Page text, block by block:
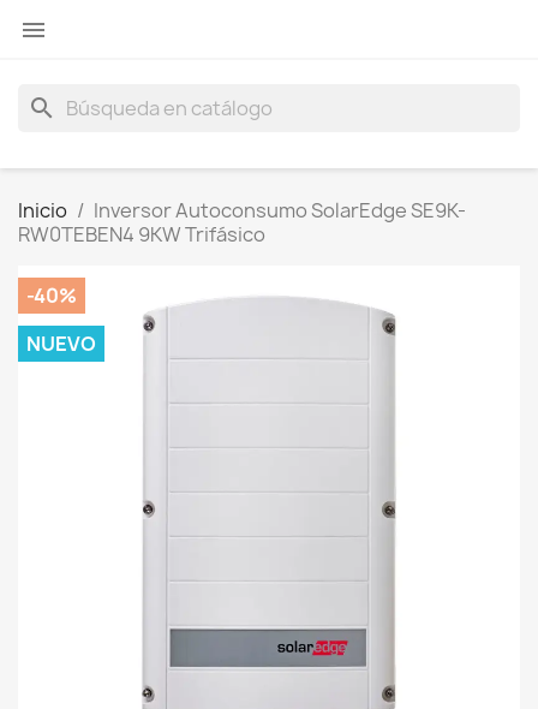

search
Inicio
Inversor Autoconsumo SolarEdge SE9K-
RW0TEBEN4 9KW Trifásico
-40%
NUEVO